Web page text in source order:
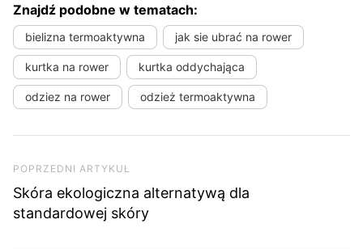
Znajdź podobne w tematach:
bielizna termoaktywna jak sie ubrać na rower
kurtka na rower kurtka oddychająca
odziez na rower odzież termoaktywna
Poprzedni artykuł
POPRZEDNI ARTYKUŁ
Skóra ekologiczna alternatywą dla
standardowej skóry